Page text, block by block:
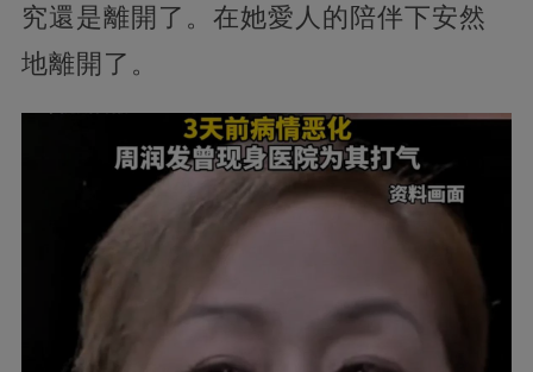
究還是離開了。在她愛人的陪伴下安然
地離開了。